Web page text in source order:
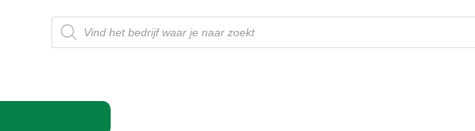
Producten
zoeken